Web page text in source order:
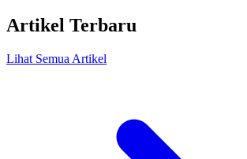
Artikel Terbaru
Lihat Semua Artikel